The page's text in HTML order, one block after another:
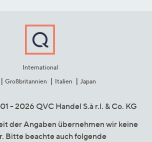
International
Großbritannien Italien Japan
- 2026 QVC Handel S.à r.l. & Co. KG
der Angaben übernehmen wir keine
Bitte beachte auch folgende